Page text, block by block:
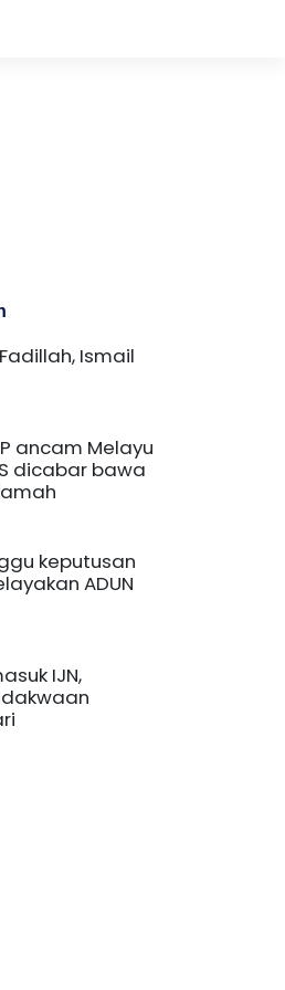
Ismail
ancam Melayu
dicabar bawa
keputusan
ADUN
IJN,